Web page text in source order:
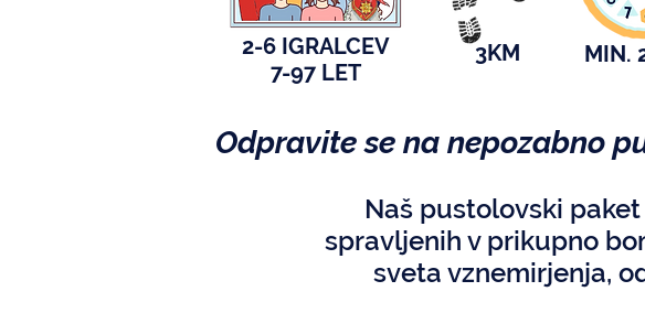
2-6 IGRALCEV
7-97 LET
3KM MIN.
Odpravite se na nepozabno
Naš pustolovski
spravljenih v prikupno
sveta vznemirjenja,